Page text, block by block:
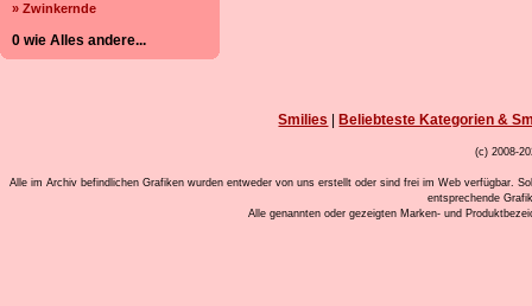
» Zwinkernde
0 wie Alles andere...
Smilies Beliebteste Kategorien &
(c) 2008-
Alle im Archiv befindlichen Grafiken wurden entweder von uns erstellt oder sind frei im Web verfügbar.
entsprechende
Alle genannten oder gezeigten Marken- und